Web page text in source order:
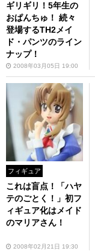
ギリギリ！5年生の
おぱんちゅ！ 続々
登場するTH2メイ
ド・パンツのライン
ナップ！
2008年03月05日 19:00
フィギュア
これは盲点！「ハヤ
テのごとく！」初フ
ィギュア化はメイド
のマリアさん！
2008年02月21日 19:30